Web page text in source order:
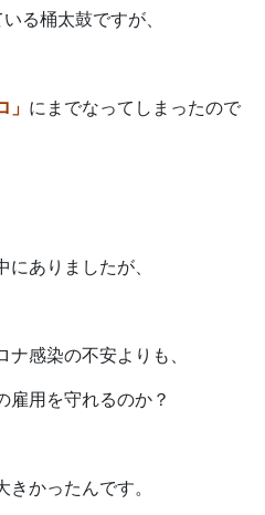
る桶太鼓ですが、
」 にまでなってしまったので
にありましたが、
感染の不安よりも、
雇用を守れるのか？
かったんです。